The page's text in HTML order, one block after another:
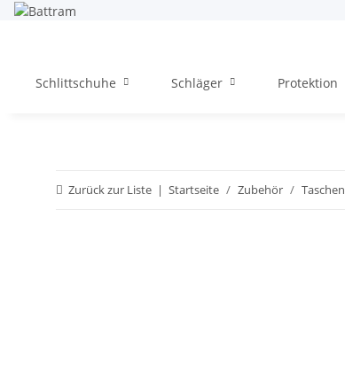
Schlittschuhe Schläger Protektion
Zurück zur Liste Startseite Zubehör Taschen